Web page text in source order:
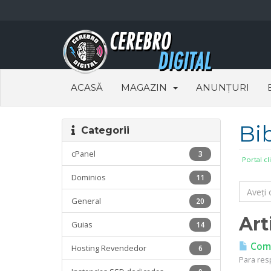
ACASĂ MAGAZIN ANUNȚURI
Portal
Categorii
3
cPanel
11
Dominios
20
General
14
Guias
6
Hosting Revendedor
Para